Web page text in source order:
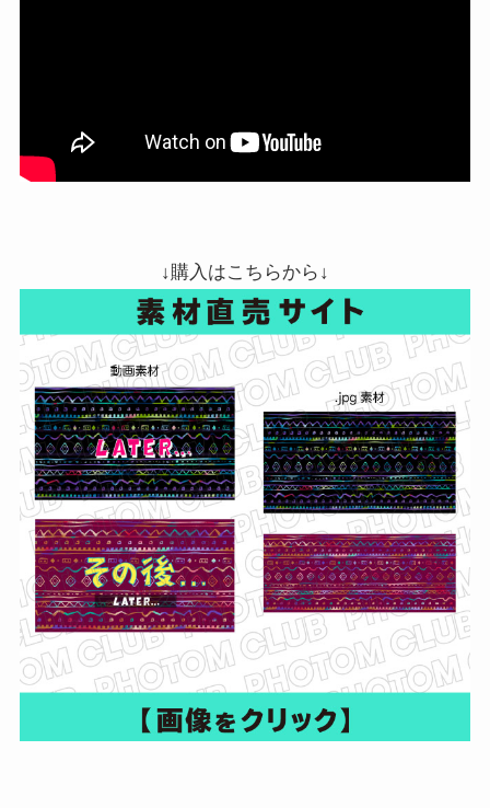
↓購入はこちらから↓